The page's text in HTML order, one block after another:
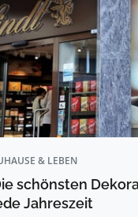
& LEBEN
schönsten
Jahreszeit